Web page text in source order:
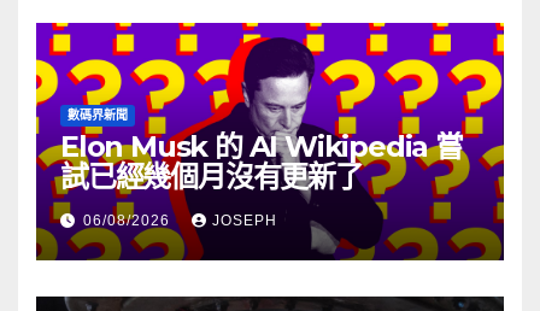
數碼界新聞
Elon Musk 的 AI Wikipedia 嘗
試已經幾個月沒有更新了
06/08/2026 JOSEPH